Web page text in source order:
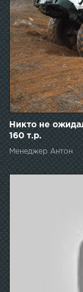
Никто не
160 т.р.
Менеджер Антон